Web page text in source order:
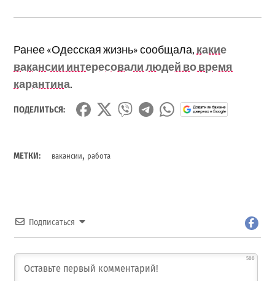
Ранее «Одесская жизнь» сообщала, какие
вакансии интересовали людей во время
карантина.
ПОДЕЛИТЬСЯ:
МЕТКИ: вакансии, работа
Подписаться
500